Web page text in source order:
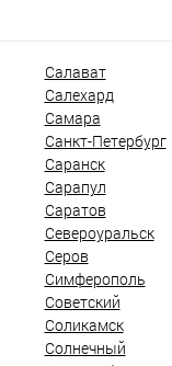
Салават
Салехард
Самара
Санкт-Петербург
Саранск
Сарапул
Саратов
Североуральск
Серов
Симферополь
Советский
Соликамск
Солнечный